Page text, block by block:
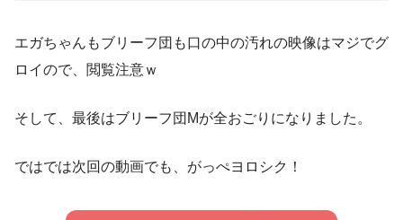
エガちゃんもブリーフ団も口の中の汚れの映像はマジでグ
ロイので、閲覧注意ｗ
そして、最後はブリーフ団Mが全おごりになりました。
ではでは次回の動画でも、がっぺヨロシク！